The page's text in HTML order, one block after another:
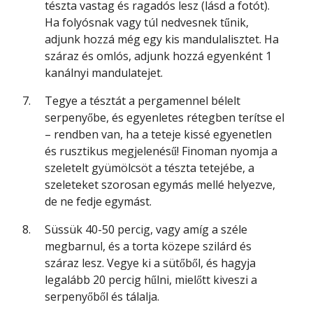
tészta vastag és ragadós lesz (lásd a fotót).
Ha folyósnak vagy túl nedvesnek tűnik,
adjunk hozzá még egy kis mandulalisztet. Ha
száraz és omlós, adjunk hozzá egyenként 1
kanálnyi mandulatejet.
Tegye a tésztát a pergamennel bélelt
serpenyőbe, és egyenletes rétegben terítse el
– rendben van, ha a teteje kissé egyenetlen
és rusztikus megjelenésű! Finoman nyomja a
szeletelt gyümölcsöt a tészta tetejébe, a
szeleteket szorosan egymás mellé helyezve,
de ne fedje egymást.
Süssük 40-50 percig, vagy amíg a széle
megbarnul, és a torta közepe szilárd és
száraz lesz. Vegye ki a sütőből, és hagyja
legalább 20 percig hűlni, mielőtt kiveszi a
serpenyőből és tálalja.